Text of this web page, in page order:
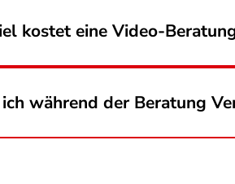
kostet eine Video-
ich während der Beratung